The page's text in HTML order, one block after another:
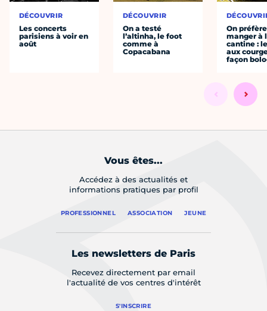
DÉCOUVRIR
Les concerts
parisiens à voir en
août
DÉCOUVRIR
On a testé
l’altinha, le foot
comme à
Copacabana
On préfère
manger à
cantine :
aux
façon
Vous êtes...
Accédez à des actualités et
informations pratiques par profil
PROFESSIONNEL ASSOCIATION JEUNE
Les newsletters de Paris
Recevez directement par email
l'actualité de vos centres d'intérêt
S'INSCRIRE